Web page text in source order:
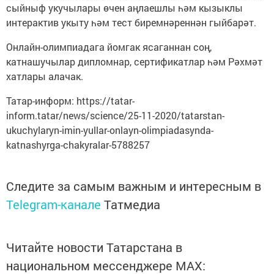
сыйныф укучылары өчен аңлаешлы һәм кызыклы
интерактив укыту һәм тест биремнәреннән гыйбарәт.
Онлайн-олимпиадага йомгак ясаганнан соң,
катнашучылар дипломнар, сертификатлар һәм Рәхмәт
хатлары алачак.
Татар-информ: https://tatar-
inform.tatar/news/science/25-11-2020/tatarstan-
ukuchylaryn-imin-yullar-onlayn-olimpiadasynda-
katnashyrga-chakyralar-5788257
Следите за самым важным и интересным в
Telegram-канале Татмедиа
Читайте новости Татарстана в
национальном мессенджере MАХ: